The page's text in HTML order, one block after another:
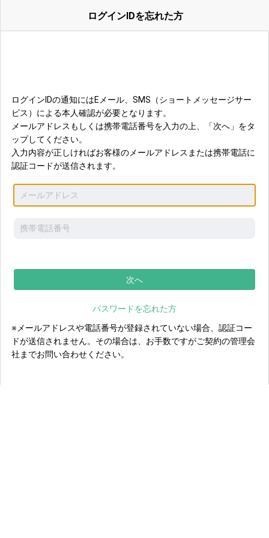
ログインIDを忘れた方
ログインIDの通知にはEメール、SMS（ショートメッセージサー
ビス）による本人確認が必要となります。
メールアドレスもしくは携帯電話番号を入力の上、「次へ」をタ
ップしてください。
入力内容が正しければお客様のメールアドレスまたは携帯電話に
認証コードが送信されます。
パスワードを忘れた方
※メールアドレスや電話番号が登録されていない場合、認証コー
ドが送信されません。その場合は、お手数ですがご契約の管理会
社までお問い合わせください。